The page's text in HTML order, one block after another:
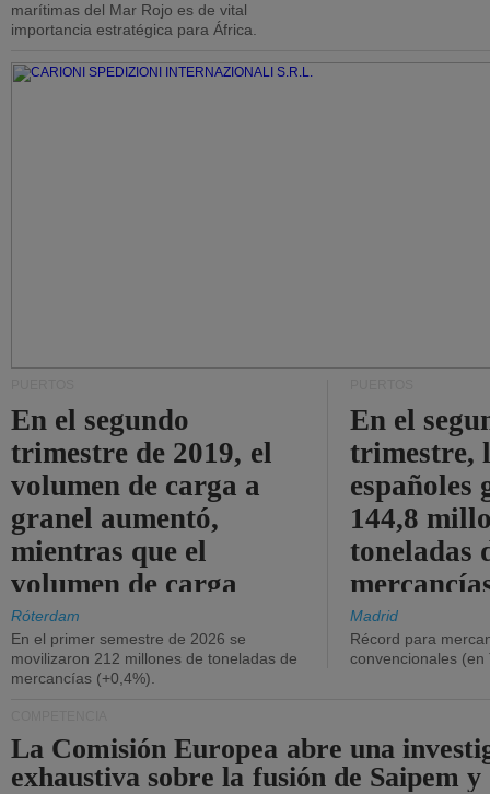
marítimas del Mar Rojo es de vital
importancia estratégica para África.
En el segundo
trimestre de 2019, el
volumen de carga a
granel aumentó,
mientras que el
volumen de carga
general disminuyó.
Róterdam
En el primer semestre de 2026 se
movilizaron 212 millones de toneladas de
mercancías (+0,4%).
En el
trimestre,
españoles
144,8
toneladas
Madrid
Récord para
convencionales (en
La Comisión Europea abre una
exhaustiva sobre la fusión de Saipem y